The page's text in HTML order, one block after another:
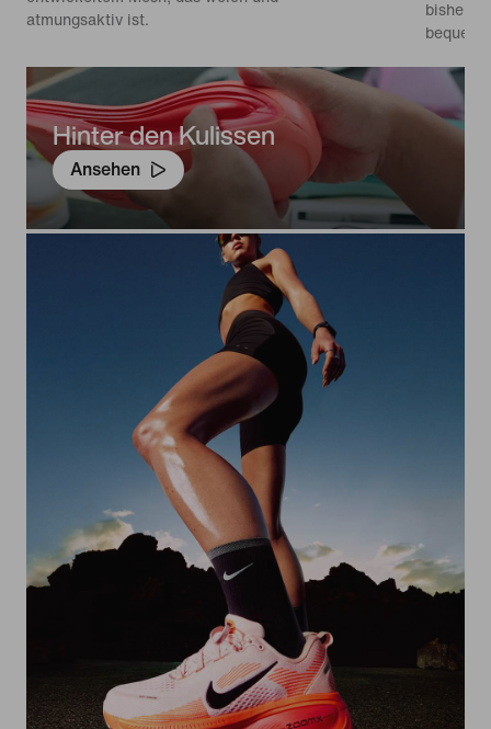
atmungsaktiv ist.
Hinter den Kulissen
Ansehen